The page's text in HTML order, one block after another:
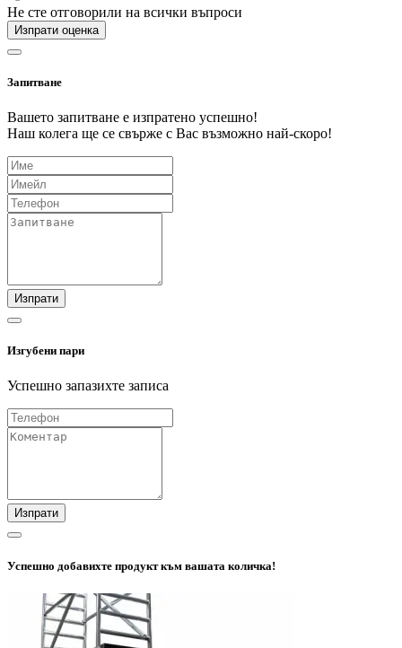
Не сте отговорили на всички въпроси
Изпрати оценка
Запитване
Вашето запитване е изпратено успешно!
Наш колега ще се свърже с Вас възможно най-скоро!
Изпрати
Изгубени пари
Успешно запазихте записа
Изпрати
Успешно добавихте продукт към вашата количка!